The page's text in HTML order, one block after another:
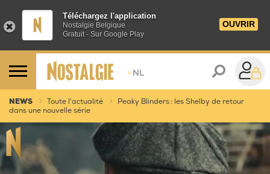
Téléchargez l'application
Nostalgie Belgique
Gratuit - Sur Google Play
OUVRIR
> NL
NEWS Toute l'actualité
Peaky Blinders : les Shelby de retour
dans une nouvelle série